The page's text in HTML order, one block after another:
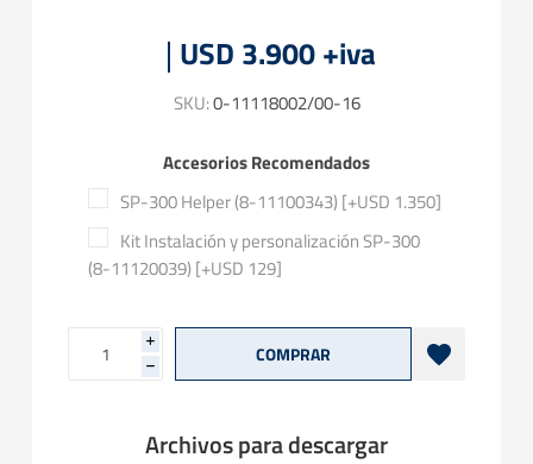
USD 3.900 +iva
SKU:0-11118002/00-16
Accesorios Recomendados
SP-300 Helper (8-11100343) [+USD 1.350]
Kit Instalación y personalización SP-300
(8-11120039) [+USD 129]
i
h
Archivos para descargar